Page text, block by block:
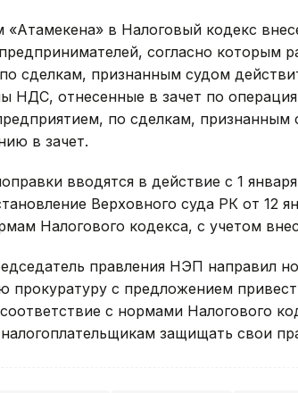
в Налоговый кодекс
согласно которым
сделкам, признанным судом
НДС, отнесенные в зачет по
по сделкам, признанным
в зачет.
вводятся в действие с 1
Верховного суда РК от 12
Налогового кодекса, с учетом
правления НЭП направил
прокуратуру с предложением
с нормами Налогового
защищать свои